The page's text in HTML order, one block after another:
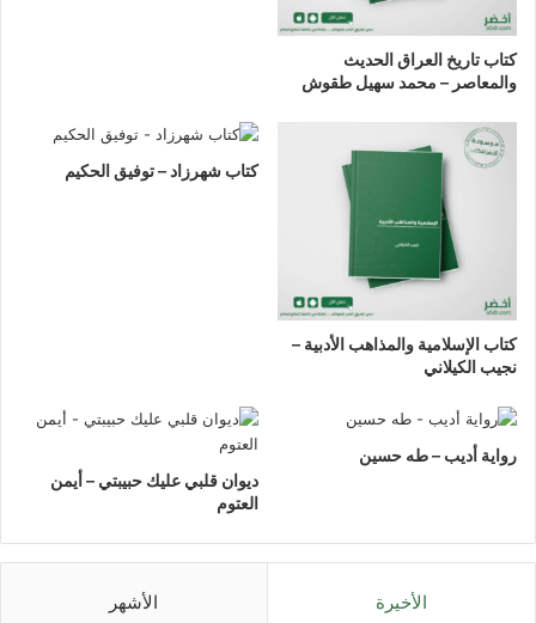
كتاب تاريخ العراق الحديث
والمعاصر – محمد سهيل طقوش
كتاب الإسلامية والمذاهب الأدبية –
نجيب الكيلاني
كتاب شهرزاد – توفيق الحكيم
رواية أديب – طه حسين
ديوان قلبي عليك حبيبتي – أيمن
العتوم
الأخيرة الأشهر